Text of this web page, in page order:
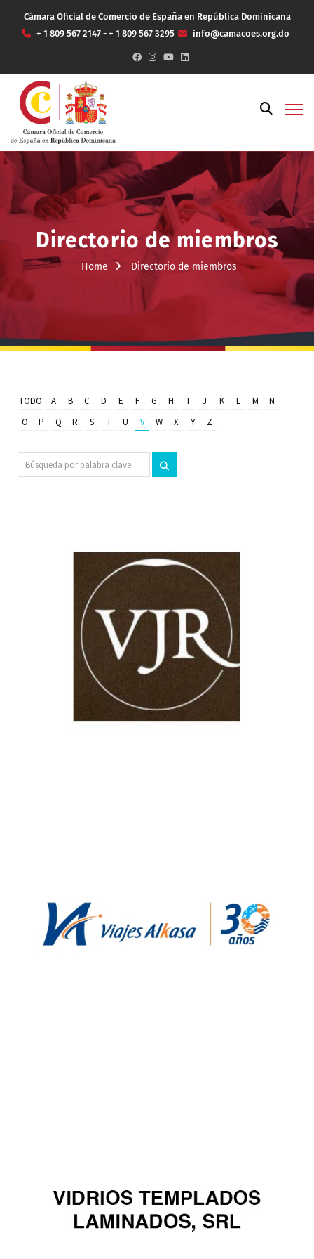
Cámara Oficial de Comercio de España en República Dominicana
+ 1 809 567 2147 - + 1 809 567 3295
info@camacoes.org.do
Directorio de miembros
Home Directorio de miembros
TODO A B C D E F G H I J K L M
N
O
P Q R S T U V W X Y Z